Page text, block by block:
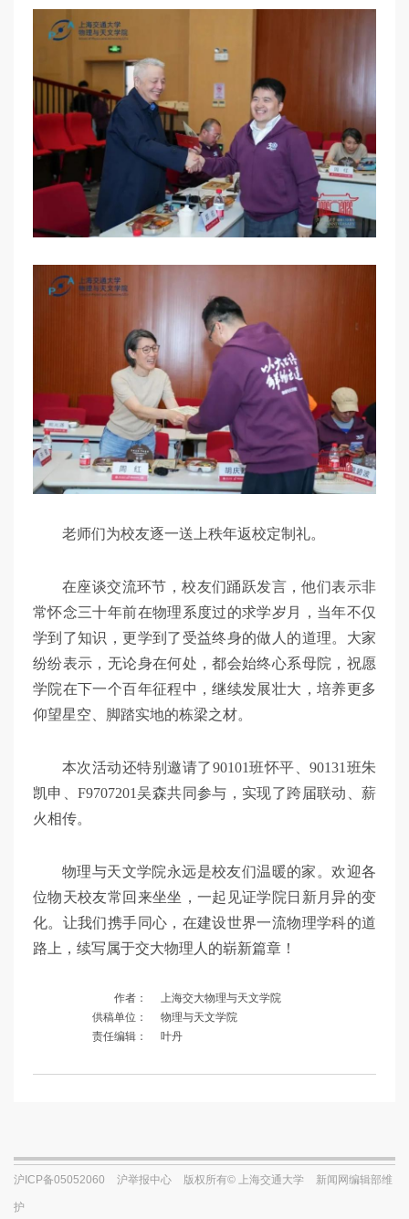
老师们为校友逐一送上秩年返校定制礼。
在座谈交流环节，校友们踊跃发言，他们表示非
常怀念三十年前在物理系度过的求学岁月，当年不仅
学到了知识，更学到了受益终身的做人的道理。大家
纷纷表示，无论身在何处，都会始终心系母院，祝愿
学院在下一个百年征程中，继续发展壮大，培养更多
仰望星空、脚踏实地的栋梁之材。
本次活动还特别邀请了90101班怀平、90131班朱
凯申、F9707201吴森共同参与，实现了跨届联动、薪
火相传。
物理与天文学院永远是校友们温暖的家。欢迎各
位物天校友常回来坐坐，一起见证学院日新月异的变
化。让我们携手同心，在建设世界一流物理学科的道
路上，续写属于交大物理人的崭新篇章！
作者：
上海交大物理与天文学院
供稿单位：
物理与天文学院
责任编辑：
叶丹
沪ICP备05052060 沪举报中心 版权所有© 上海交通大学 新闻网编辑部维
护